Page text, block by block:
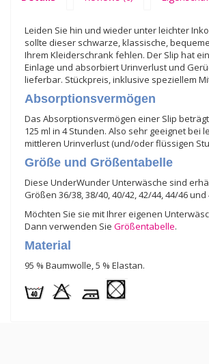
Leiden Sie hin und wieder unter leichter
sollte dieser schwarze, klassische,
Ihrem Kleiderschrank fehlen. Der Slip hat
Einlage und absorbiert Urinverlust und
lieferbar. Stückpreis, inklusive speziellem
Absorptionsvermögen
Das Absorptionsvermögen einer Slip
125 ml in 4 Stunden. Also sehr geeignet bei
mittleren Urinverlust (und/oder flüssigen
Größe und Größentabelle
Diese UnderWunder Unterwäsche sind
Größen 36/38, 38/40, 40/42, 42/44, 44/46 und
Möchten Sie sie mit Ihrer eigenen
Dann verwenden Sie Größentabelle.
Material
95 % Baumwolle, 5 % Elastan.